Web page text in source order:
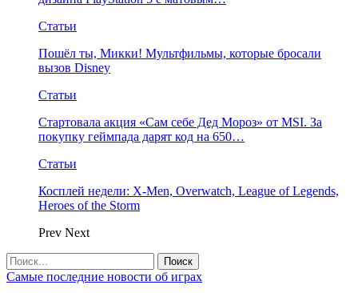
Статьи
Пошёл ты, Микки! Мультфильмы, которые бросали
вызов Disney
Статьи
Стартовала акция «Сам себе Дед Мороз» от MSI. За
покупку геймпада дарят код на 650…
Статьи
Косплей недели: X-Men, Overwatch, League of Legends,
Heroes of the Storm
Prev Next
Самые последние новости об играх